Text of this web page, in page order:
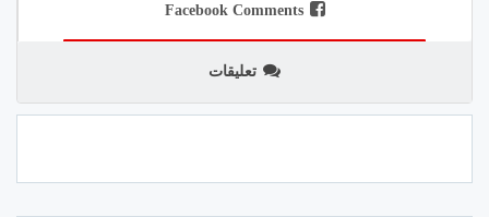
Facebook Comments
تعليقات